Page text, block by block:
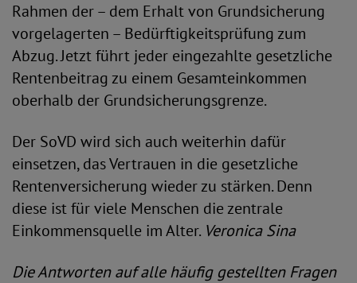
Rahmen der – dem Erhalt von Grundsicherung
vorgelagerten – Bedürftigkeitsprüfung zum
Abzug. Jetzt führt jeder eingezahlte gesetzliche
Rentenbeitrag zu einem Gesamteinkommen
oberhalb der Grundsicherungsgrenze.
Der SoVD wird sich auch weiterhin dafür
einsetzen, das Vertrauen in die gesetzliche
Rentenversicherung wieder zu stärken. Denn
diese ist für viele Menschen die zentrale
Einkommensquelle im Alter. Veronica Sina
Die Antworten auf alle häufig gestellten Fragen